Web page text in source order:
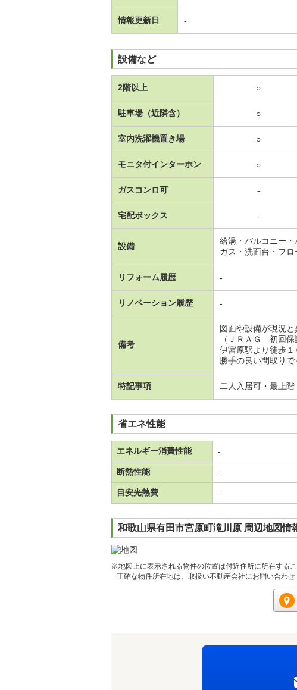
情報更新日 -
設備など
2階以上 ○
駐車場（近隣含） ○
室内洗濯機置き場 ○
モニタ付インターホン ○
ガスコンロ可 -
宅配ボックス -
設備
給湯・バルコニー
ガス・洗面台・フ
リフォーム履歴 -
リノベーション履歴 -
備考
図面や設備が現況
（ＪＲＡＧ 初回保
伊宮原駅より徒歩
勝手の良い間取り
特記事項 二人入居可・最上
省エネ性能
エネルギー消費性能 -
断熱性能 -
目安光熱費 -
和歌山県有田市宮原町滝川原 周辺地図情
※地図上に表示される物件の位置は付近住所に所在する
正確な物件所在地は、取扱い不動産会社にお問い合わせ